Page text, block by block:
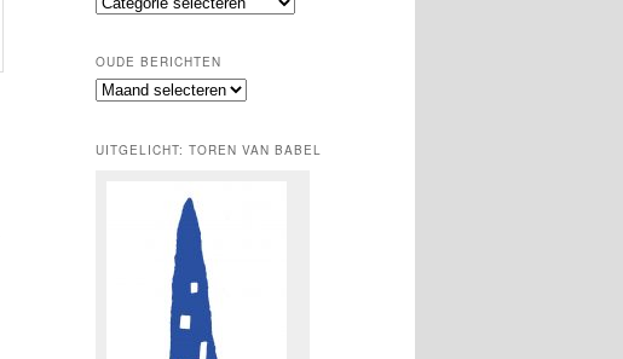
OUDE BERICHTEN
Oude
UITGELICHT: TOREN VAN BABEL